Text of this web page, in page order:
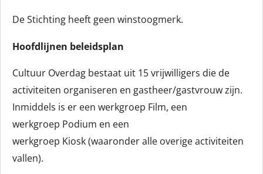
De Stichting heeft geen winstoogmerk.
Hoofdlijnen beleidsplan
Cultuur Overdag bestaat uit 15 vrijwilligers die de
activiteiten organiseren en gastheer/gastvrouw zijn.
Inmiddels is er een werkgroep Film, een
werkgroep Podium en een
werkgroep Kiosk (waaronder alle overige activiteiten
vallen).